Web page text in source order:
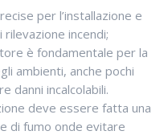
per l’installazione e
incendi;
è fondamentale per la
ambienti, anche pochi
danni incalcolabili.
deve essere fatta una
di fumo onde evitare